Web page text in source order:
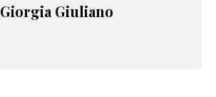
Giorgia Giuliano